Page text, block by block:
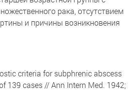
рака, отсутствием
и причины возникновения
criteria for subphrenic abscess
139 cases // Ann Intern Med. 1942;